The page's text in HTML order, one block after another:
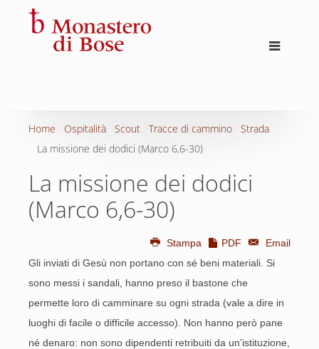
Home Ospitalità Scout Tracce di cammino
Strada
La missione dei dodici (Marco 6,6-30)
La missione dei dodici
(Marco 6,6-30)
Stampa PDF
Email
Gli inviati di Gesù non portano con sé beni materiali. Si
sono messi i sandali, hanno preso il bastone che
permette loro di camminare su ogni strada (vale a dire in
luoghi di facile o difficile accesso). Non hanno però pane
né denaro: non sono dipendenti retribuiti da un’istituzione,